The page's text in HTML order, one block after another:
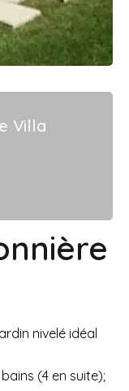
Villa
nivelé idéal
(4 en suite);